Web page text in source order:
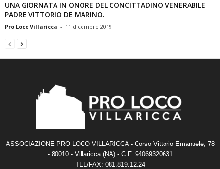
UNA GIORNATA IN ONORE DEL CONCITTADINO VENERABILE
PADRE VITTORIO DE MARINO.
Pro Loco Villaricca - 11 dicembre 2019
ASSOCIAZIONE PRO LOCO VILLARICCA - Corso Vittorio Emanuele, 78
- 80010 - Villaricca (NA) - C.F. 94069320631
TEL/FAX: 081.819.12.24